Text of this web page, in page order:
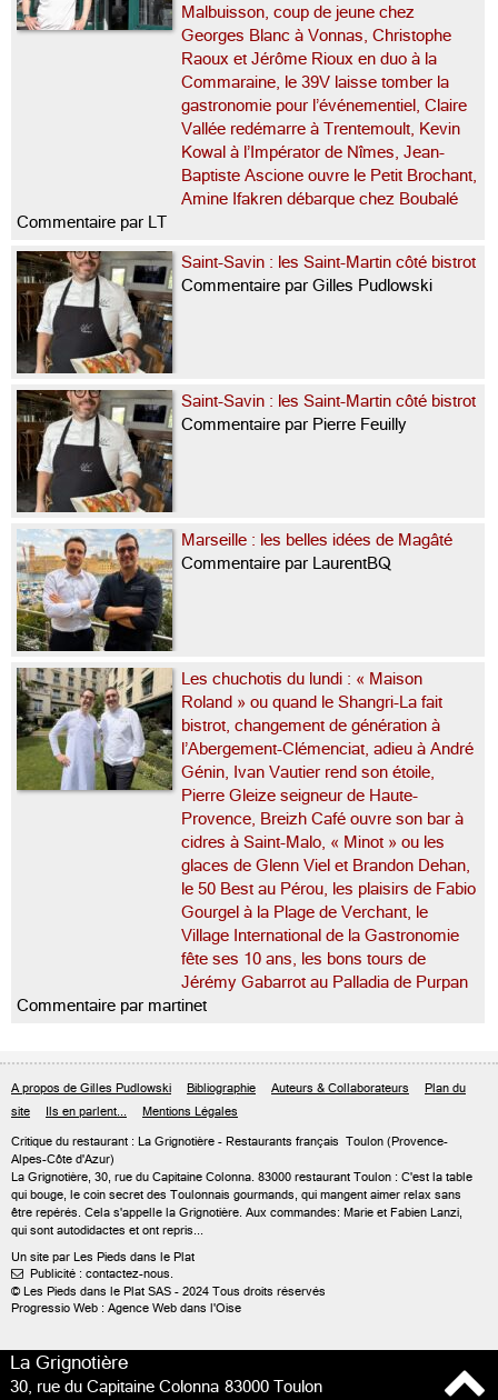
La Grignotière
30, rue du Capitaine Colonna 83000 Toulon
Malbuisson, coup de jeune chez
Georges Blanc à Vonnas, Christophe
Raoux et Jérôme Rioux en duo à la
Commaraine, le 39V laisse tomber la
gastronomie pour l’événementiel, Claire
Vallée redémarre à Trentemoult, Kevin
Kowal à l’Impérator de Nîmes, Jean-
Baptiste Ascione ouvre le Petit Brochant,
Amine Ifakren débarque chez Boubalé
Commentaire par LT
Saint-Savin : les Saint-Martin côté bistrot
Commentaire par Gilles Pudlowski
Saint-Savin : les Saint-Martin côté bistrot
Commentaire par Pierre Feuilly
Marseille : les belles idées de Magâté
Commentaire par LaurentBQ
Les chuchotis du lundi : « Maison
Roland » ou quand le Shangri-La fait
bistrot, changement de génération à
l’Abergement-Clémenciat, adieu à André
Génin, Ivan Vautier rend son étoile,
Pierre Gleize seigneur de Haute-
Provence, Breizh Café ouvre son bar à
cidres à Saint-Malo, « Minot » ou les
glaces de Glenn Viel et Brandon Dehan,
le 50 Best au Pérou, les plaisirs de Fabio
Gourgel à la Plage de Verchant, le
Village International de la Gastronomie
fête ses 10 ans, les bons tours de
Jérémy Gabarrot au Palladia de Purpan
Commentaire par martinet
A propos de Gilles Pudlowski Bibliographie Auteurs & Collaborateurs
Plan du
site
Ils en parlent... Mentions Légales
Critique du restaurant : La Grignotière - Restaurants français Toulon (Provence-
Alpes-Côte d'Azur)
La Grignotière, 30, rue du Capitaine Colonna. 83000 restaurant Toulon : C'est la table
qui bouge, le coin secret des Toulonnais gourmands, qui mangent aimer relax sans
être repérés. Cela s'appelle la Grignotière. Aux commandes: Marie et Fabien Lanzi,
qui sont autodidactes et ont repris...
Un site par Les Pieds dans le Plat
 Publicité : contactez-nous.
© Les Pieds dans le Plat SAS - 2024 Tous droits réservés
Progressio Web : Agence Web dans l'Oise